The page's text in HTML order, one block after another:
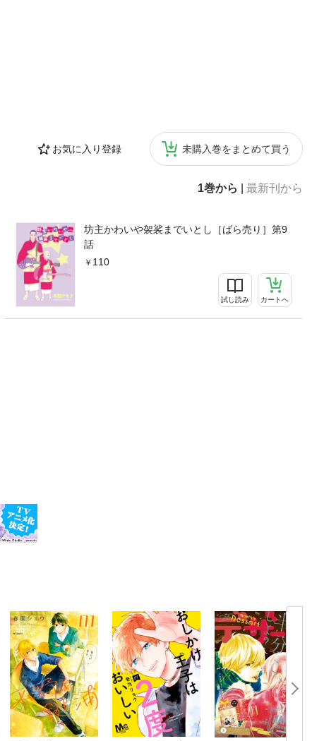
お気に入り登録 未購入巻をまとめて買う
1巻から 最新刊から
坊主かわいや袈裟までいとし［ばら売り］第9
話
110
試し読み カートへ